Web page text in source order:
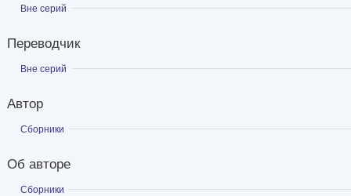
Показать
Вне серий
Переводчик
Показать
Вне серий
Автор
Показать
Сборники
Об авторе
Показать
Сборники